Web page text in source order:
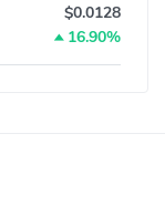
$0.0128
16.90%